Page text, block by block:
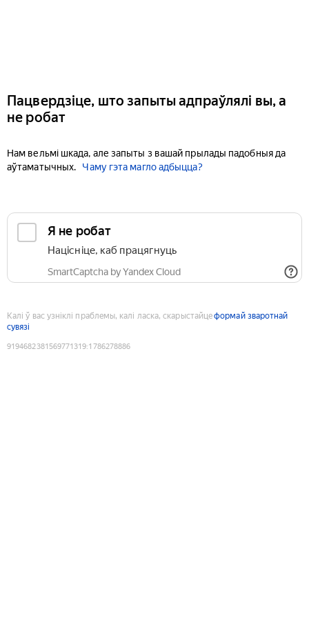
Пацвердзіце, што запыты адпраўлялі вы, а
не робат
Нам вельмі шкада, але запыты з вашай прылады падобныя да
аўтаматычных.
Чаму гэта магло адбыцца?
Я не робат
Націсніце, каб працягнуць
SmartCaptcha by Yandex Cloud
Калі ў вас узніклі праблемы, калі ласка, скарыстайцеформай зваротнай
сувязі
9194682381569771319:1786278886